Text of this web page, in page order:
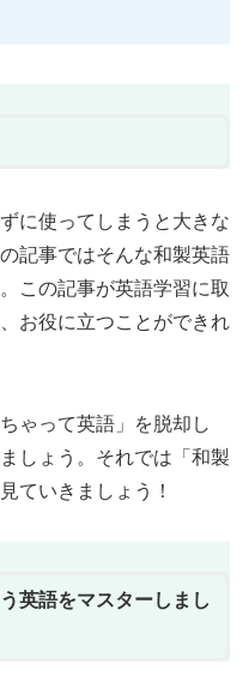
に使ってしまうと大きな
記事ではそんな和製英語
この記事が英語学習に取
お役に立つことができれ
ゃって英語」を脱却し
しょう。それでは「和製
ていきましょう！
英語をマスターしまし